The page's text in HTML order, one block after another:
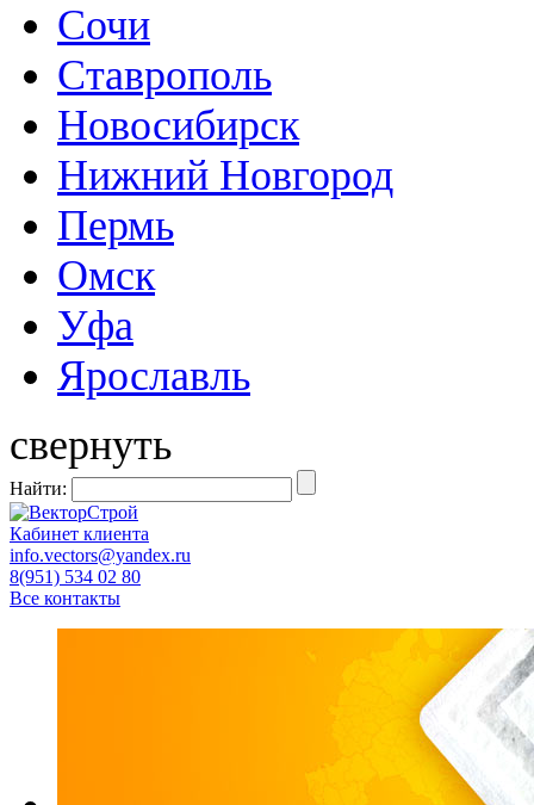
Сочи
Ставрополь
Новосибирск
Нижний Новгород
Пермь
Омск
Уфа
Ярославль
свернуть
Найти:
Кабинет клиента
info.vectors@yandex.ru
8(951) 534 02 80
Все контакты